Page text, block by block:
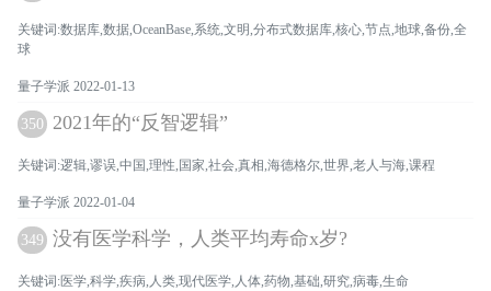
关键词:数据库,数据,OceanBase,系统,文明,分布式数据库,核心,节点,地球,备份,全
球
量子学派 2022-01-13
350 2021年的“反智逻辑”
关键词:逻辑,谬误,中国,理性,国家,社会,真相,海德格尔,世界,老人与海,课程
量子学派 2022-01-04
349 没有医学科学，人类平均寿命x岁?
关键词:医学,科学,疾病,人类,现代医学,人体,药物,基础,研究,病毒,生命